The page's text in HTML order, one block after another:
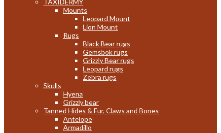
TAXIDERMY
Mounts
Leopard Mount
Lion Mount
Rugs
Black Bear rugs
Gemsbok rugs
Grizzly Bear rugs
Leopard rugs
Zebra rugs
Skulls
Hyena
Grizzly bear
Tanned Hides & Fur, Claws and Bones
Antelope
Armadillo